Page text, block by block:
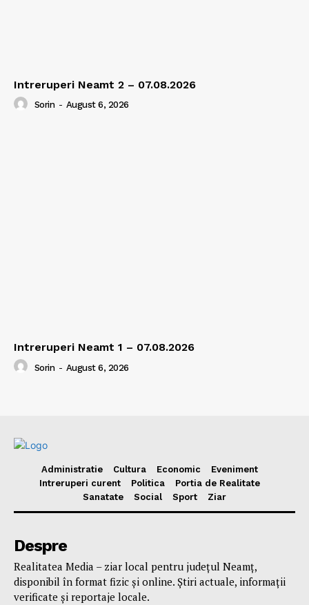
Intreruperi Neamt 2 – 07.08.2026
Sorin - August 6, 2026
Intreruperi Neamt 1 – 07.08.2026
Sorin - August 6, 2026
Administratie Cultura Economic
Eveniment
Intreruperi curent
Politica
Portia de Realitate
Sanatate
Social Sport Ziar
Despre
Realitatea Media – ziar local pentru județul Neamț,
disponibil în format fizic și online. Știri actuale, informații
verificate și reportaje locale.